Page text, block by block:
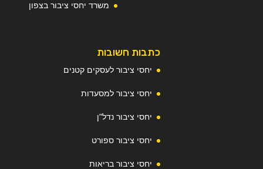
משרד יחסי ציבור בצפון
כתבות חשובות
יחסי ציבור לעסקים קטנים
יחסי ציבור למסעדות
יחסי ציבור נדל"ן
יחסי ציבור ספורט
יחסי ציבור בריאות